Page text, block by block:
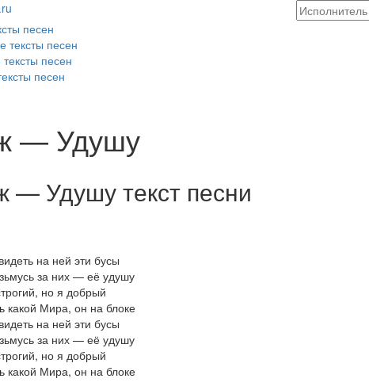
песен
тексты песен
песен
песен
— Удушу
— Удушу текст песни
на ней эти бусы
за них — её удушу
но я добрый
какой Мира, он на блоке
на ней эти бусы
за них — её удушу
но я добрый
какой Мира, он на блоке